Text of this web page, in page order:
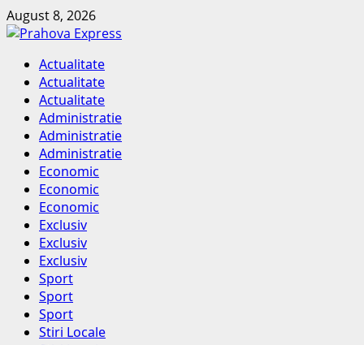
Skip
to
August 8, 2026
Primary
Menu
Actualitate
Actualitate
Actualitate
Administratie
Administratie
Administratie
Economic
Economic
Economic
Exclusiv
Exclusiv
Exclusiv
Sport
Sport
Sport
Stiri Locale